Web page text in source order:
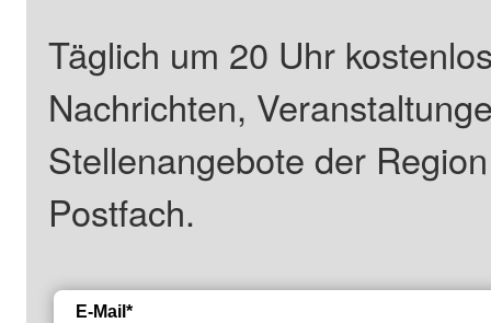
Täglich um 20 Uhr
Nachrichten,
Stellenangebote der
Postfach.
E-Mail*